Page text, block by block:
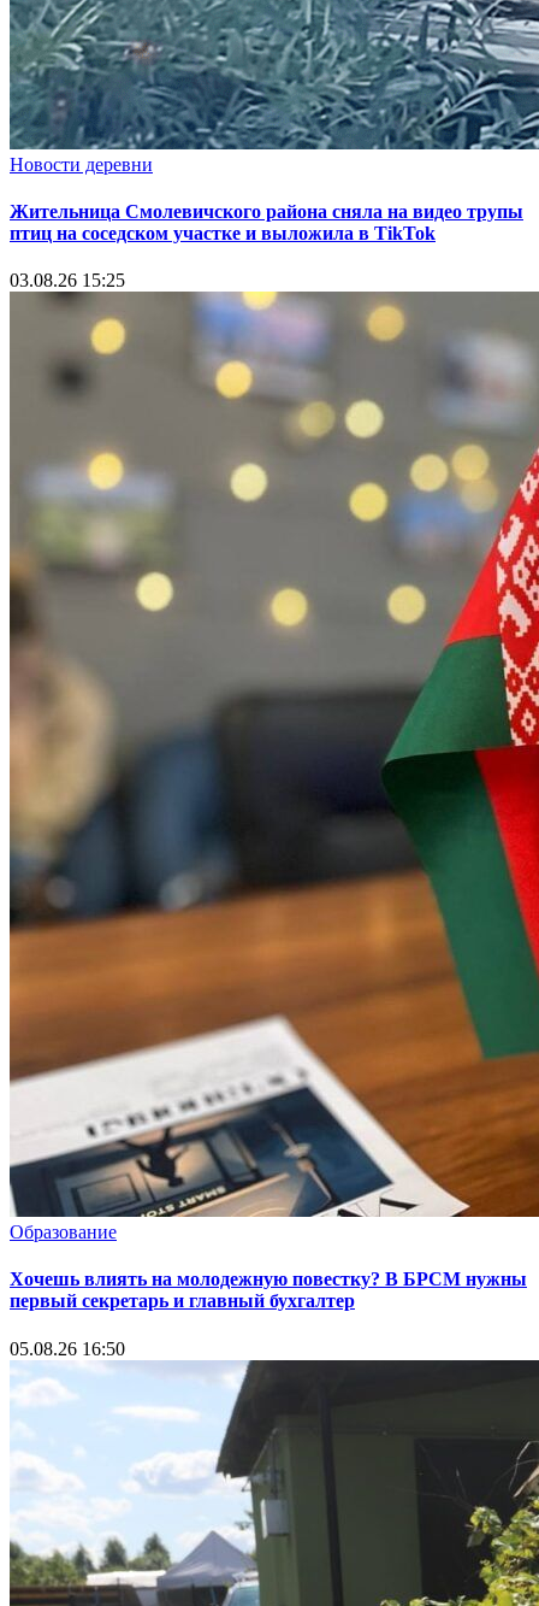
Новости деревни
Жительница Смолевичского района сняла на видео трупы
птиц на соседском участке и выложила в TikTok
03.08.26 15:25
Образование
Хочешь влиять на молодежную повестку? В БРСМ нужны
первый секретарь и главный бухгалтер
05.08.26 16:50